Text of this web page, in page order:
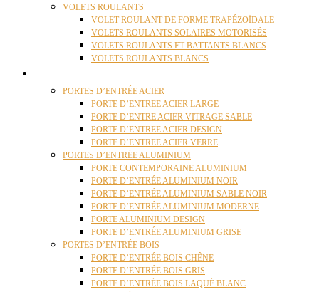
VOLETS ROULANTS
VOLET ROULANT DE FORME TRAPÉZOÏDALE
VOLETS ROULANTS SOLAIRES MOTORISÉS
VOLETS ROULANTS ET BATTANTS BLANCS
VOLETS ROULANTS BLANCS
PORTES D’ENTRÉE ACIER
PORTE D’ENTREE ACIER LARGE
PORTE D’ENTRE ACIER VITRAGE SABLE
PORTE D’ENTREE ACIER DESIGN
PORTE D’ENTREE ACIER VERRE
PORTES D’ENTRÉE ALUMINIUM
PORTE CONTEMPORAINE ALUMINIUM
PORTE D’ENTRÉE ALUMINIUM NOIR
PORTE D’ENTRÉE ALUMINIUM SABLE NOIR
PORTE D’ENTRÉE ALUMINIUM MODERNE
PORTE ALUMINIUM DESIGN
PORTE D’ENTRÉE ALUMINIUM GRISE
PORTES D’ENTRÉE BOIS
PORTE D’ENTRÉE BOIS CHÊNE
PORTE D’ENTRÉE BOIS GRIS
PORTE D’ENTRÉE BOIS LAQUÉ BLANC